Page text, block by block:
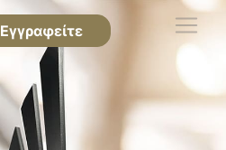
Εγγραφείτε